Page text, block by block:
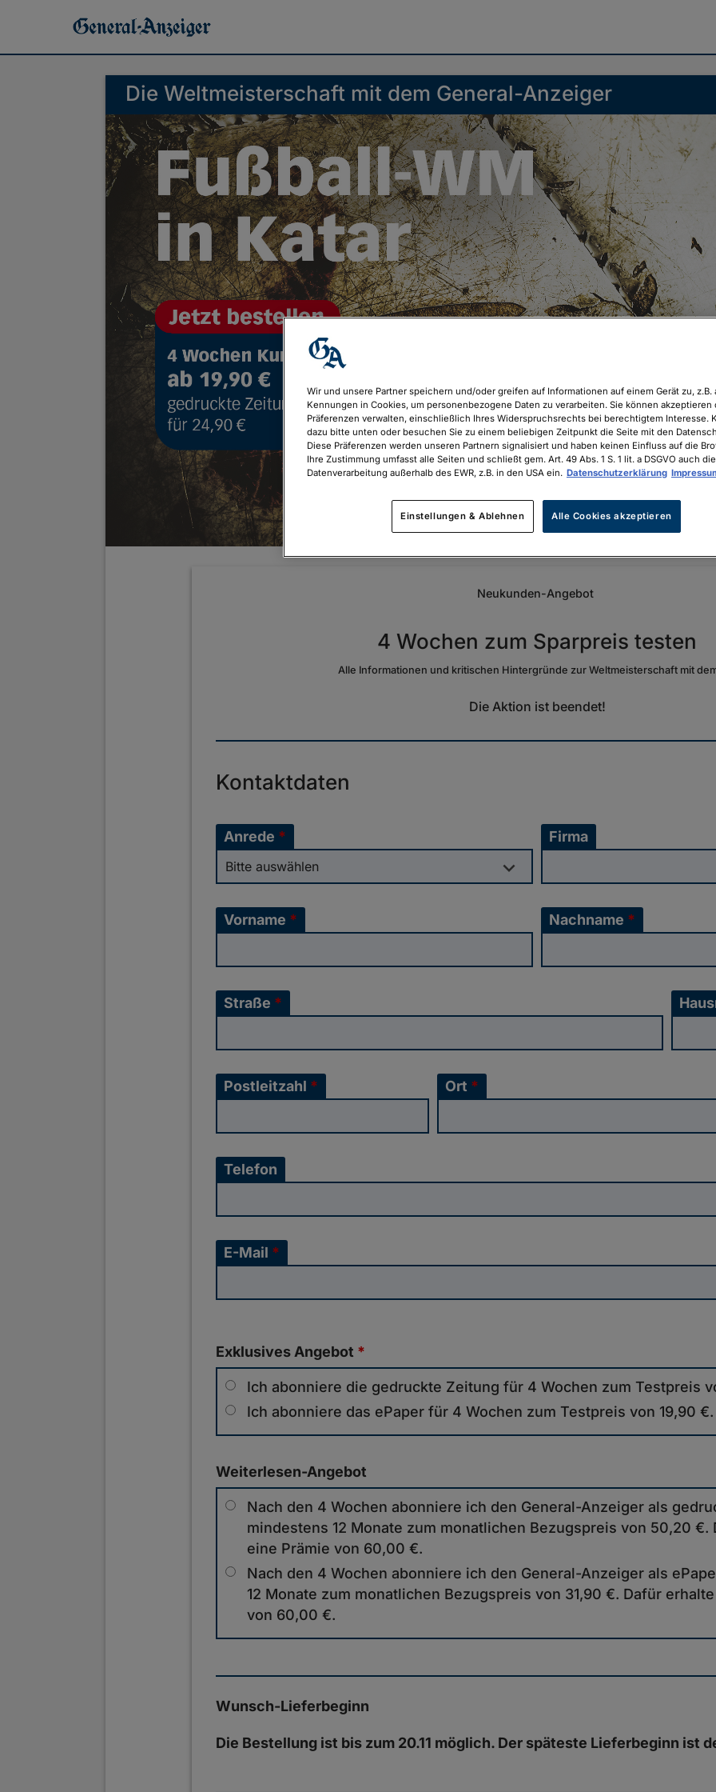
Die Weltmeisterschaft mit dem General-Anzeiger
Neukunden-Angebot
4 Wochen zum Sparpreis testen
Alle Informationen und kritischen Hintergründe zur Weltmeisterschaft mit
Die Aktion ist beendet!
Kontaktdaten
Anrede * Firma
Vorname * Nachname *
Straße *
Postleitzahl * Ort *
Telefon
E-Mail *
Exklusives Angebot *
Ich abonniere die gedruckte Zeitung für 4 Wochen zum Testpreis
Ich abonniere das ePaper für 4 Wochen zum Testpreis von 19,90 €.
Weiterlesen-Angebot
Nach den 4 Wochen abonniere ich den General-Anzeiger als
mindestens 12 Monate zum monatlichen Bezugspreis von 50,20 €.
eine Prämie von 60,00 €.
Nach den 4 Wochen abonniere ich den General-Anzeiger als
12 Monate zum monatlichen Bezugspreis von 31,90 €. Dafür
von 60,00 €.
Wunsch-Lieferbeginn
Die Bestellung ist bis zum 20.11 möglich. Der späteste Lieferbeginn ist
Wir und unsere Partner speichern und/oder greifen auf Informationen auf einem Gerät zu, z.B.
Kennungen in Cookies, um personenbezogene Daten zu verarbeiten. Sie können akzeptieren
Präferenzen verwalten, einschließlich Ihres Widerspruchsrechts bei berechtigtem Interesse.
dazu bitte unten oder besuchen Sie zu einem beliebigen Zeitpunkt die Seite mit den
Diese Präferenzen werden unseren Partnern signalisiert und haben keinen Einfluss auf die
Ihre Zustimmung umfasst alle Seiten und schließt gem. Art. 49 Abs. 1 S. 1 lit. a DSGVO auch die
Datenverarbeitung außerhalb des EWR, z.B. in den USA ein. Datenschutzerklärung
Einstellungen & Ablehnen Alle Cookies akzeptieren